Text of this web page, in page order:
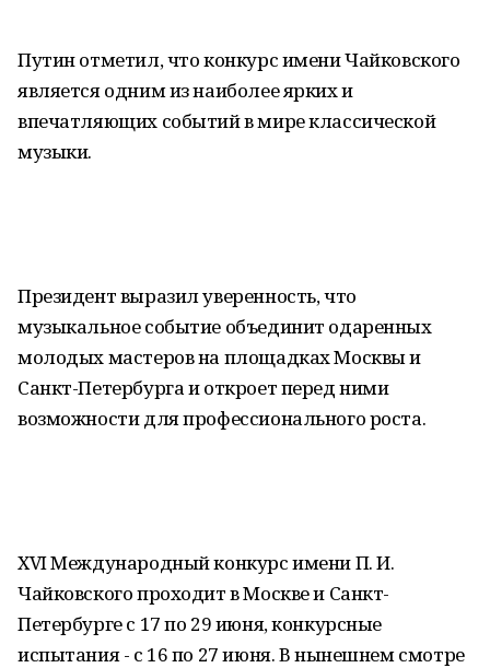
Путин отметил, что конкурс имени Чайковского
является одним из наиболее ярких и
впечатляющих событий в мире классической
музыки.
Президент выразил уверенность, что
музыкальное событие объединит одаренных
молодых мастеров на площадках Москвы и
Санкт-Петербурга и откроет перед ними
возможности для профессионального роста.
ХVI Международный конкурс имени П. И.
Чайковского проходит в Москве и Санкт-
Петербурге с 17 по 29 июня, конкурсные
испытания - с 16 по 27 июня. В нынешнем смотре